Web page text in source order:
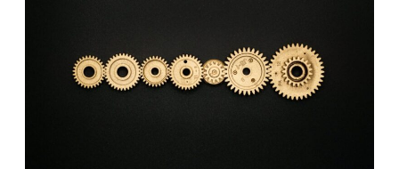
Stromversorgung